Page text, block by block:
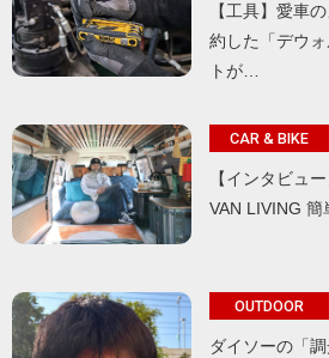
【工具】愛車
約した「デウ
トが…
CAR & BIKE
【インタビュ
VAN LIVING 簡
OUTDOOR
ダイソーの「